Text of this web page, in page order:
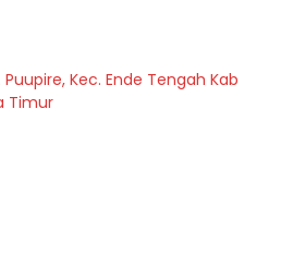
Kec. Ende Tengah Kab
Timur